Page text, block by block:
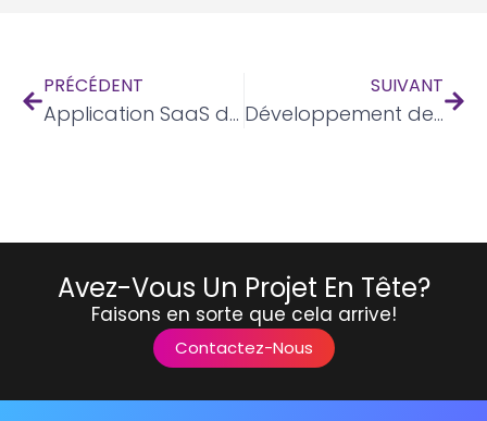
PRÉCÉDENT
Application SaaS de gestion de marché et d'entreprise
SUIVANT
Développement de portail Web
Avez-Vous Un Projet En Tête?
Faisons en sorte que cela arrive!
Contactez-Nous